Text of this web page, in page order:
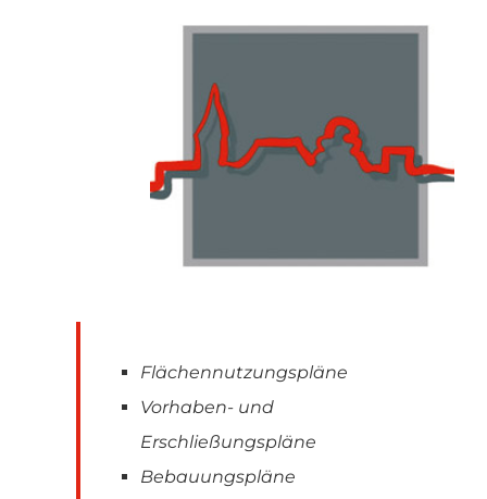
Flächennutzungspläne
Vorhaben- und
Erschließungspläne
Bebauungspläne